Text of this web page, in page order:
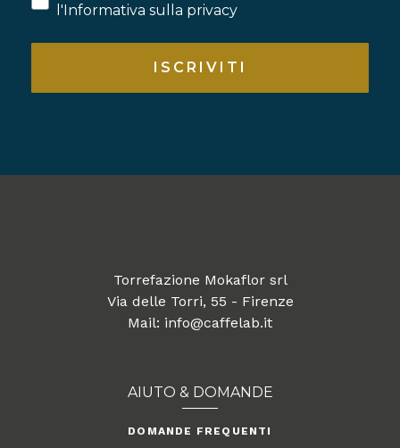
l'Informativa sulla privacy
ISCRIVITI
Torrefazione Mokaflor srl
Via delle Torri, 55 - Firenze
Mail: info@caffelab.it
AIUTO & DOMANDE
DOMANDE FREQUENTI